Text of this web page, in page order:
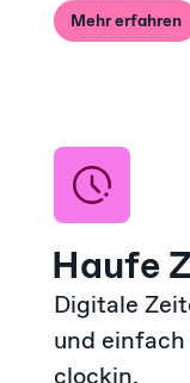
Mehr erfahren
Haufe
Digitale
und
clockin.